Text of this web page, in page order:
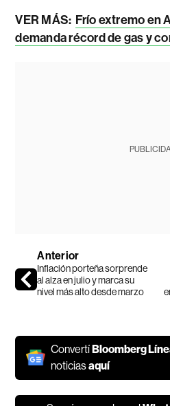
VER MÁS: Frío extremo en
demanda récord de gas y
Anterior
Inflación porteña sorprende
al alza en julio y marca su
nivel más alto desde marzo
ConvertíBloomberg
noticiasaquí